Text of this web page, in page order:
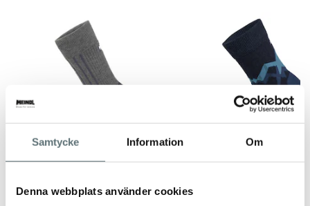
Samtycke Information Om
Denna webbplats använder cookies
MEINDL MT JAGD SOCK